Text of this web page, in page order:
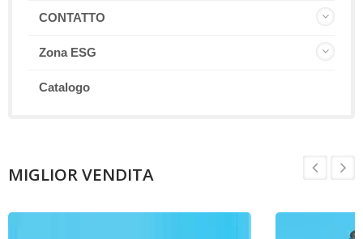
CONTATTO
Zona ESG
Catalogo
MIGLIOR VENDITA